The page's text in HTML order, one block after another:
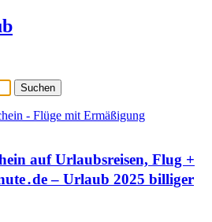
Suchen
auf Urlaubsreisen, Flug +
– Urlaub 2025 billiger